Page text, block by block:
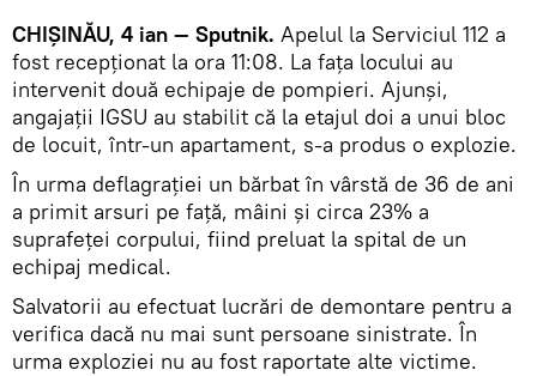
CHIȘINĂU, 4 ian — Sputnik. Apelul la Serviciul 112 a
fost recepționat la ora 11:08. La fața locului au
intervenit două echipaje de pompieri. Ajunși,
angajații IGSU au stabilit că la etajul doi a unui bloc
de locuit, într-un apartament, s-a produs o explozie.
În urma deflagrației un bărbat în vârstă de 36 de ani
a primit arsuri pe față, mâini și circa 23% a
suprafeței corpului, fiind preluat la spital de un
echipaj medical.
Salvatorii au efectuat lucrări de demontare pentru a
verifica dacă nu mai sunt persoane sinistrate. În
urma exploziei nu au fost raportate alte victime.